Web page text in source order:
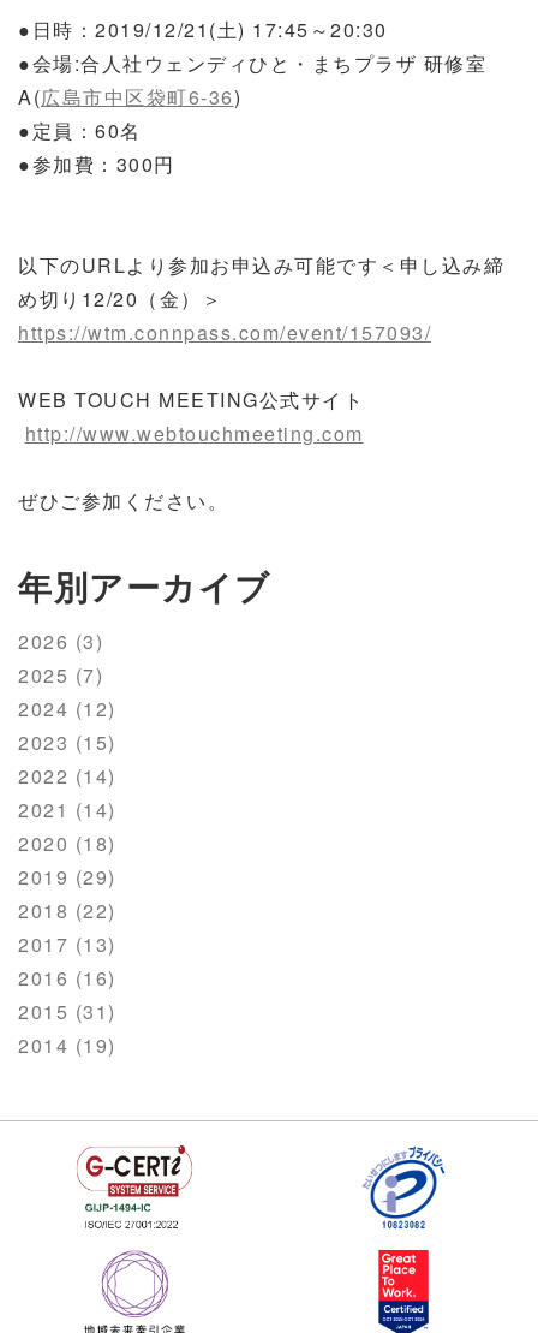
●日時：2019/12/21(土) 17:45～20:30
●会場:合人社ウェンディひと・まちプラザ 研修室
A(広島市中区袋町6-36)
●定員：60名
●参加費：300円
以下のURLより参加お申込み可能です＜申し込み締
め切り12/20（金）＞
https://wtm.connpass.com/event/157093/
WEB TOUCH MEETING公式サイト
http://www.webtouchmeeting.com
ぜひご参加ください。
年別アーカイブ
2026 (3)
2025 (7)
2024 (12)
2023 (15)
2022 (14)
2021 (14)
2020 (18)
2019 (29)
2018 (22)
2017 (13)
2016 (16)
2015 (31)
2014 (19)